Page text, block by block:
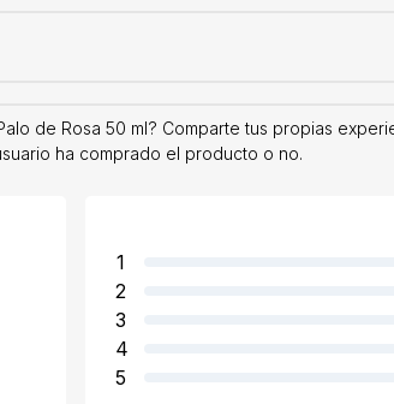
de Rosa 50 ml? Comparte tus propias
ha comprado el producto o no.
1
2
3
4
5